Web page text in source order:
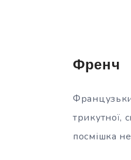
Френч
трикутної,
посмішка